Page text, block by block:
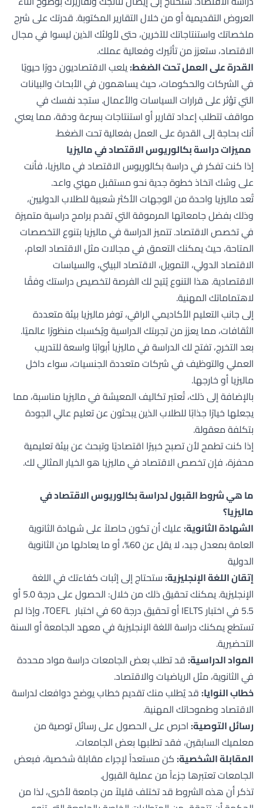
العروض التقديمية أو من خلال التقارير المكتوبة. قدرتك على شرح
ملخصاتك واستنتاجاتك للآخرين، حتى لأولئك الذين ليسوا في مجال
الاقتصاد، ستعزز من تأثيرك وفعالية عملك.
القدرة على العمل تحت الضغط:يلعب الاقتصاديون دورًا حيويًا
في الشركات والحكومات، حيث يساهمون في الأبحاث والبيانات
التي تؤثر على قرارات السياسات والأعمال. ستجد نفسك في
مواقف تتطلب إعداد تقارير أو استنتاجات بسرعة ودقة، مما يعني
أنك بحاجة إلى القدرة على العمل بفعالية تحت الضغط.
مميزات دراسة بكالوريوس الاقتصاد في ماليزيا
إذا كنت تفكر في دراسة بكالوريوس الاقتصاد في ماليزيا، فأنت
على وشك اتخاذ خطوة جدية نحو مستقبل مهني واعد.
تُعد ماليزيا واحدة من الوجهات الأكثر شعبية للطلاب الدوليين،
وذلك بفضل جامعاتها المرموقة التي تقدم برامج دراسية متميزة
في تخصص الاقتصاد. تتميز الدراسة في ماليزيا بتنوع التخصصات
المتاحة، حيث يمكنك التعمق في مجالات مثل الاقتصاد العام،
الاقتصاد الدولي، التمويل، الاقتصاد البيئي، والسياسات
الاقتصادية. هذا التنوع يُتيح لك الفرصة لتخصيص دراستك وفقًا
لاهتماماتك المهنية.
إلى جانب التعليم الأكاديمي الراقي، توفر ماليزيا بيئة متعددة
الثقافات، مما يعزز من تجربتك الدراسية ويُكسبك منظورًا عالميًا.
بعد التخرج، تفتح لك الدراسة في ماليزيا أبوابًا واسعة للتدريب
العملي والتوظيف في شركات متعددة الجنسيات، سواء داخل
ماليزيا أو خارجها.
بالإضافة إلى ذلك، تُعتبر تكاليف المعيشة في ماليزيا مناسبة، مما
يجعلها خيارًا جذابًا للطلاب الذين يبحثون عن تعليم عالي الجودة
بتكلفة معقولة.
إذا كنت تطمح لأن تصبح خبيرًا اقتصاديًا وتبحث عن بيئة تعليمية
محفزة، فإن تخصص الاقتصاد في ماليزيا هو الخيار المثالي لك.
ما هي شروط القبول لدراسة بكالوريوس الاقتصاد في
ماليزيا؟
الشهادة الثانوية:عليك أن تكون حاصلاً على شهادة الثانوية
العامة بمعدل جيد، لا يقل عن 60%، أو ما يعادلها من الثانوية
الدولية
إتقان اللغة الإنجليزية:ستحتاج إلى إثبات كفاءتك في اللغة
الإنجليزية. يمكنك تحقيق ذلك من خلال: الحصول على درجة 5.0 أو
5.5 في اختبار IELTS أو تحقيق درجة 60 في اختبار TOEFL، وإذا لم
تستطع يمكنك دراسة اللغة الإنجليزية في معهد الجامعة أو السنة
التحضيرية.
المواد الدراسية:قد تطلب بعض الجامعات دراسة مواد محددة
في الثانوية، مثل الرياضيات والاقتصاد.
خطاب النوايا:قد يُطلب منك تقديم خطاب يوضح دوافعك لدراسة
الاقتصاد وطموحاتك المهنية.
رسائل التوصية:احرص على الحصول على رسائل توصية من
معلميك السابقين، فقد تطلبها بعض الجامعات.
المقابلة الشخصية:كن مستعداً لإجراء مقابلة شخصية، فبعض
الجامعات تعتبرها جزءاً من عملية القبول.
تذكر أن هذه الشروط قد تختلف قليلاً من جامعة لأخرى، لذا من